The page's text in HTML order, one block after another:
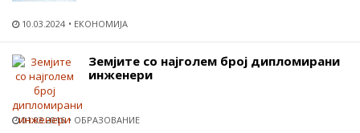
10.03.2024 ЕКОНОМИЈА
Земјите со најголем број дипломирани
инженери
01.03.2016 ОБРАЗОВАНИЕ